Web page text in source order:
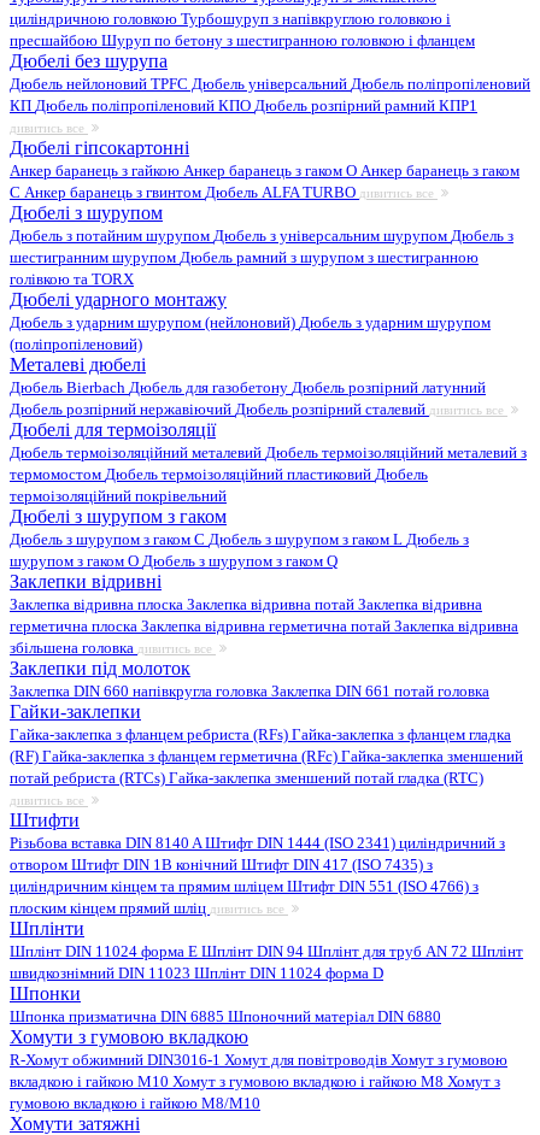
циліндричною головкою Турбошуруп з напівкруглою головкою і
пресшайбою Шуруп по бетону з шестигранною головкою і фланцем
Дюбелі без шурупа
Дюбель нейлоновий TPFC Дюбель універсальний Дюбель поліпропіленовий
КП Дюбель поліпропіленовий КПО Дюбель розпірний рамний КПР1
дивитись все
Дюбелі гіпсокартонні
Анкер баранець з гайкою Анкер баранець з гаком O Анкер баранець з гаком
С Анкер баранець з гвинтом Дюбель ALFA TURBO дивитись все
Дюбелі з шурупом
Дюбель з потайним шурупом Дюбель з універсальним шурупом Дюбель з
шестигранним шурупом Дюбель рамний з шурупом з шестигранною
голівкою та TORX
Дюбелі ударного монтажу
Дюбель з ударним шурупом (нейлоновий) Дюбель з ударним шурупом
(поліпропіленовий)
Металеві дюбелі
Дюбель Bierbach Дюбель для газобетону Дюбель розпірний латунний
Дюбель розпірний нержавіючий Дюбель розпірний сталевий дивитись все
Дюбелі для термоізоляції
Дюбель термоізоляційний металевий Дюбель термоізоляційний металевий з
термомостом Дюбель термоізоляційний пластиковий Дюбель
термоізоляційний покрівельний
Дюбелі з шурупом з гаком
Дюбель з шурупом з гаком C Дюбель з шурупом з гаком L Дюбель з
шурупом з гаком O Дюбель з шурупом з гаком Q
Заклепки відривні
Заклепка відривна плоска Заклепка відривна потай Заклепка відривна
герметична плоска Заклепка відривна герметична потай Заклепка відривна
збільшена головка дивитись все
Заклепки під молоток
Заклепка DIN 660 напівкругла головка Заклепка DIN 661 потай головка
Гайки-заклепки
Гайка-заклепка з фланцем ребриста (RFs) Гайка-заклепка з фланцем гладка
(RF) Гайка-заклепка з фланцем герметична (RFc) Гайка-заклепка зменшений
потай ребриста (RTCs) Гайка-заклепка зменшений потай гладка (RTC)
дивитись все
Штифти
Різьбова вставка DIN 8140 AШтифт DIN 1444 (ISO 2341) циліндричний з
отвором Штифт DIN 1B конічний Штифт DIN 417 (ISO 7435) з
циліндричним кінцем та прямим шліцем Штифт DIN 551 (ISO 4766) з
плоским кінцем прямий шліц дивитись все
Шплінти
Шплінт DIN 11024 форма E Шплінт DIN 94 Шплінт для труб AN 72 Шплінт
швидкознімний DIN 11023 Шплінт DIN 11024 форма D
Шпонки
Шпонка призматична DIN 6885 Шпоночний матеріал DIN 6880
Хомути з гумовою вкладкою
R-Хомут обжимний DIN3016-1 Хомут для повітроводів Хомут з гумовою
вкладкою і гайкою M10 Хомут з гумовою вкладкою і гайкою M8 Хомут з
гумовою вкладкою і гайкою М8/M10
Хомути затяжні